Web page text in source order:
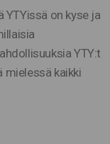
YTYissä on kyse ja
YTY:t
mielessä kaikki